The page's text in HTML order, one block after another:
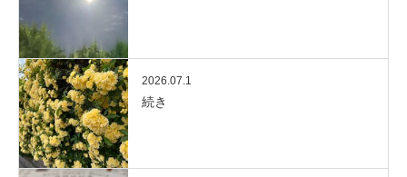
2026.07.1
続き